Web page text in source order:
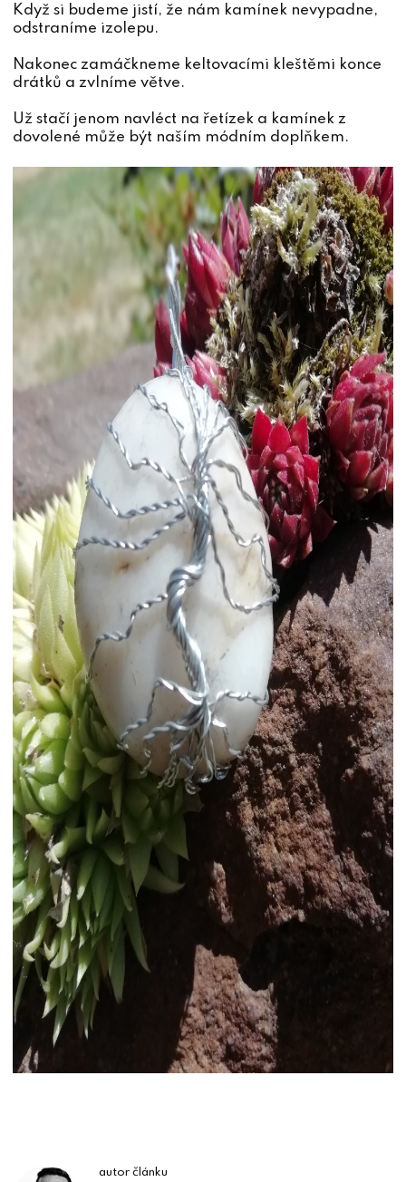
Když si budeme jistí, že nám kamínek nevypadne,
odstraníme izolepu.
Nakonec zamáčkneme keltovacími kleštěmi konce
drátků a zvlníme větve.
Už stačí jenom navléct na řetízek a kamínek z
dovolené může být naším módním doplňkem.
autor článku